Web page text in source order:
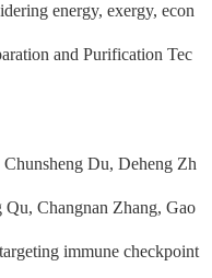
energy, exergy, econ
and Purification Tec
Du, Deheng Zh
Qu, Changnan Zhang, Gao
immune checkpoint